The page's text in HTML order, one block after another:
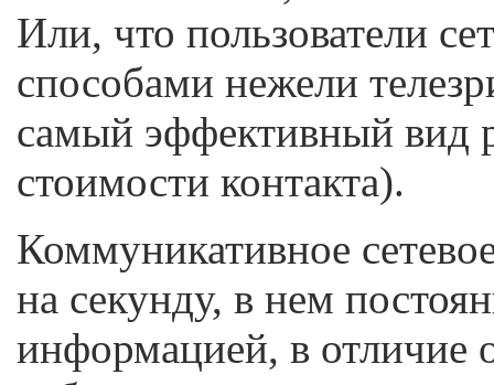
Или, что пользователи
способами нежели
самый эффективный вид
стоимости контакта).
Коммуникативное
на секунду, в нем
информацией, в